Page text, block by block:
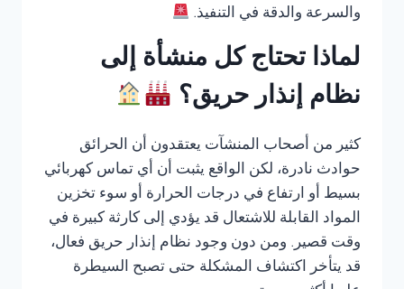
والسرعة والدقة في التنفيذ.
لماذا تحتاج كل منشأة إلى
نظام إنذار حريق؟
كثير من أصحاب المنشآت يعتقدون أن الحرائق
حوادث نادرة، لكن الواقع يثبت أن أي تماس كهربائي
بسيط أو ارتفاع في درجات الحرارة أو سوء تخزين
المواد القابلة للاشتعال قد يؤدي إلى كارثة كبيرة في
وقت قصير. ومن دون وجود نظام إنذار حريق فعال،
قد يتأخر اكتشاف المشكلة حتى تصبح السيطرة